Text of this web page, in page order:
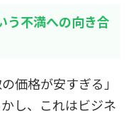
う不満への向き合
価格が安すぎる」
し、これはビジネ